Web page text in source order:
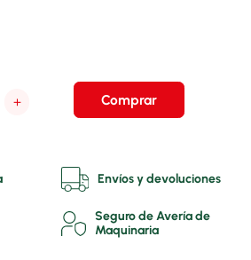
+ Comprar
Envíos y devoluciones
Seguro de Avería de
Maquinaria